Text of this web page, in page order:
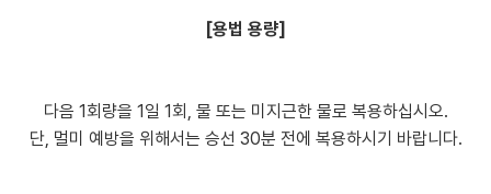
[용법 용량]
다음 1회량을 1일 1회, 물 또는 미지근한 물로 복용하십시오.
단, 멀미 예방을 위해서는 승선 30분 전에 복용하시기 바랍니다.